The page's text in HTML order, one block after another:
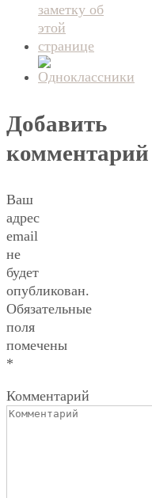
Добавить
комментарий
Ваш
адрес
email
не
будет
опубликован.
Обязательные
поля
помечены
*
Комментарий